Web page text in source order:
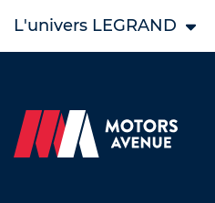
L'univers LEGRAND